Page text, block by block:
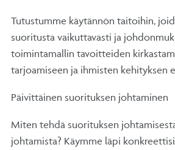
Tutustumme käytännön taitoihin,
suoritusta vaikuttavasti ja
toimintamallin tavoitteiden
tarjoamiseen ja ihmisten kehityksen
Päivittäinen suorituksen johtaminen
Miten tehdä suorituksen
johtamista? Käymme läpi